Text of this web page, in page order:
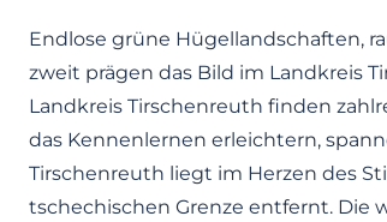
Endlose grüne Hügellandschaften,
zweit prägen das Bild im Landkreis
Landkreis Tirschenreuth finden
das Kennenlernen erleichtern,
Tirschenreuth liegt im Herzen des
tschechischen Grenze entfernt. Die